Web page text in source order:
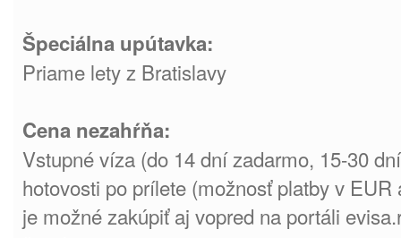
Špeciálna upútavka:
Priame lety z Bratislavy
Cena nezahŕňa:
Vstupné víza (do 14 dní zadarmo, 15-30
hotovosti po prílete (možnosť platby v
je možné zakúpiť aj vopred na portáli